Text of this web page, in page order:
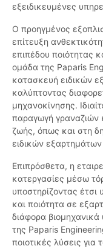
εξειδικευμένες
Ο προηγμένος
επίτευξη
επιπέδου ποιότητας
ομάδα της Paparis
κατασκευή ειδικών
καλύπτοντας
μηχανοκίνησης.
παραγωγή γραναζιών
ζωής, όπως και στη
ειδικών
Επιπρόσθετα, η
κατεργασίες μέσω
υποστηρίζοντας έτσι
και ποιότητα σε
διάφορα βιομηχανικά
της Paparis
ποιοτικές λύσεις για